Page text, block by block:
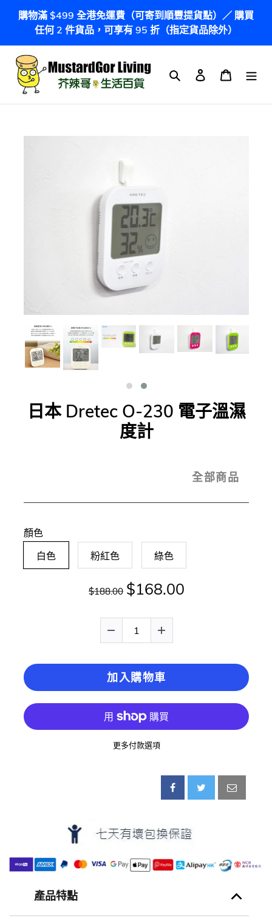
容
購物滿 $499 全港免運費（可寄到順豐提貨點）／ 購買
任何 2 件貨品，可享有 95 折（指定貨品除外）
搜尋 登入 購物車
日本 Dretec O-230 電子溫濕
度計
全部商品
顏色
白色
粉紅色 綠色
$188.00 $168.00
加入購物車
更多付款選項
產品特點